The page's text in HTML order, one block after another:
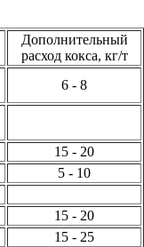
Дополнительный
расход кокса, кг/т
6 - 8
15 - 20
5 - 10
15 - 20
15 - 25